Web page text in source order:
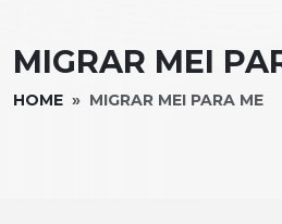
MIGRAR MEI
HOME MIGRAR MEI PARA ME